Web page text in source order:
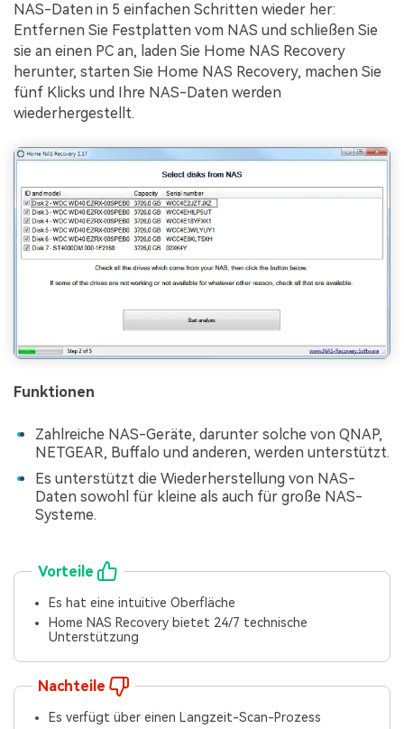
NAS-Daten in 5 einfachen Schritten wieder her:
Entfernen Sie Festplatten vom NAS und schließen Sie
sie an einen PC an, laden Sie Home NAS Recovery
herunter, starten Sie Home NAS Recovery, machen Sie
fünf Klicks und Ihre NAS-Daten werden
wiederhergestellt.
Funktionen
Zahlreiche NAS-Geräte, darunter solche von QNAP,
NETGEAR, Buffalo und anderen, werden unterstützt.
Es unterstützt die Wiederherstellung von NAS-
Daten sowohl für kleine als auch für große NAS-
Systeme.
Vorteile
Es hat eine intuitive Oberfläche
Home NAS Recovery bietet 24/7 technische
Unterstützung
Nachteile
Es verfügt über einen Langzeit-Scan-Prozess